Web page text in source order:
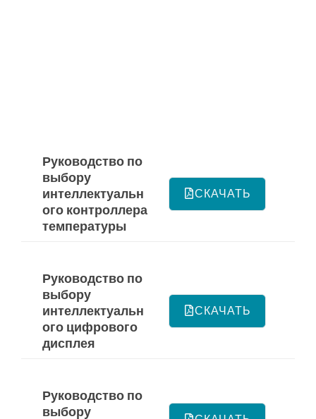
Руководство по
выбору
интеллектуальн
ого контроллера
температуры
СКАЧАТЬ
Руководство по
выбору
интеллектуальн
ого цифрового
дисплея
СКАЧАТЬ
Руководство по
выбору